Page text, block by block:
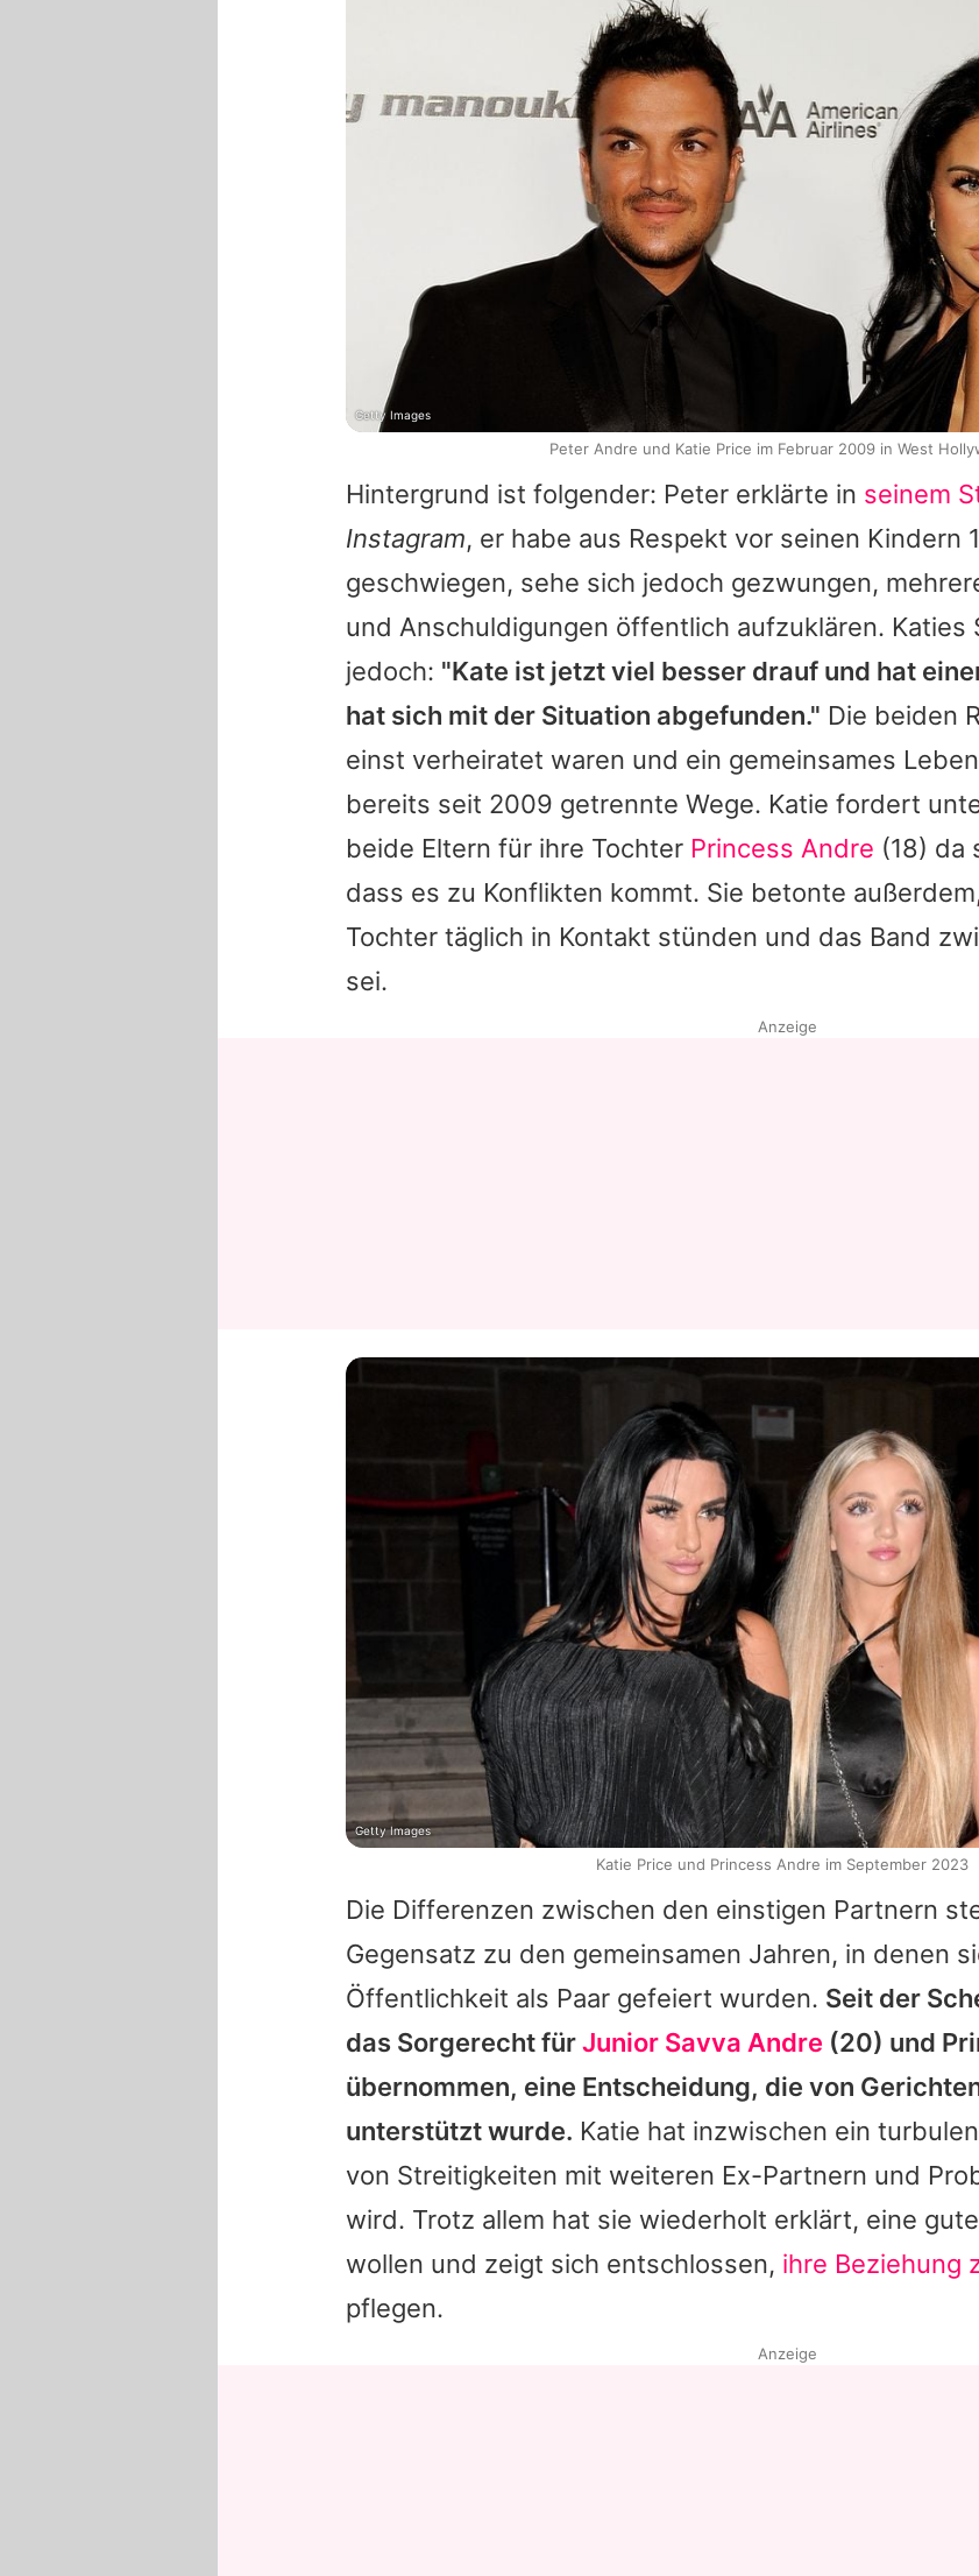
Hintergrund ist folgender: Peter erklärte in seinem
Instagram, er habe aus Respekt vor seinen Kindern
geschwiegen, sehe sich jedoch gezwungen,
und Anschuldigungen öffentlich aufzuklären. Katies
jedoch: "Kate ist jetzt viel besser drauf und hat
hat sich mit der Situation abgefunden." Die beiden
einst verheiratet waren und ein gemeinsames
bereits seit 2009 getrennte Wege. Katie fordert
beide Eltern für ihre Tochter Princess Andre (18) da
dass es zu Konflikten kommt. Sie betonte
Tochter täglich in Kontakt stünden und das Band
sei.
Die Differenzen zwischen den einstigen Partnern
Gegensatz zu den gemeinsamen Jahren, in denen
Öffentlichkeit als Paar gefeiert wurden. Seit der
das Sorgerecht fürJunior Savva Andre (20) und
übernommen, eine Entscheidung, die von
unterstützt wurde. Katie hat inzwischen ein
von Streitigkeiten mit weiteren Ex-Partnern und
wird. Trotz allem hat sie wiederholt erklärt, eine
wollen und zeigt sich entschlossen, ihre Beziehung
pflegen.
Getty Images
Peter Andre und Katie Price im Februar 2009 in West
Anzeige
Getty Images
Katie Price und Princess Andre im September 2023
Anzeige